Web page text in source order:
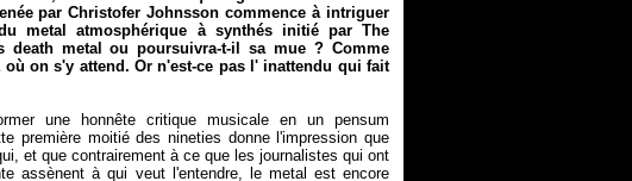
par Christofer Johnsson commence à intriguer
metal atmosphérique à synthés initié par The
death metal ou poursuivra-t-il sa mue ? Comme
on s'y attend. Or n'est-ce pas l' inattendu qui fait
une honnête critique musicale en un pensum
première moitié des nineties donne l'impression que
et que contrairement à ce que les journalistes qui ont
assènent à qui veut l'entendre, le metal est encore